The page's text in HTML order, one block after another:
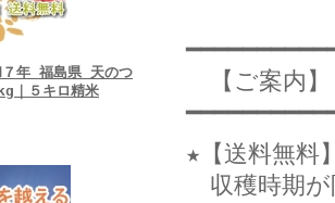
７年 福島県 天のつ
｜５キロ精米
【ご案内
★【送料無料
収穫時期が